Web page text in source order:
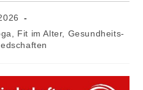
Fit im Alter, Gesundheits-